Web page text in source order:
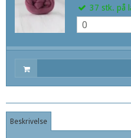
37 stk. på
Beskrivelse